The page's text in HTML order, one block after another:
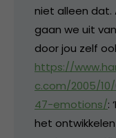
niet alleen dat.
gaan we uit
door jou zelf
https://
c.com/2005/
47-emotions/:
het